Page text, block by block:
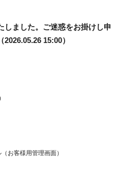
しました。ご迷惑をお掛けし申
15:00）
お客様用管理画面）